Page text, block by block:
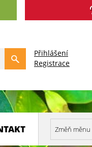
Přihlášení
Registrace